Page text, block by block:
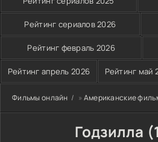
Рейтинг сериалов 2026
Рейтинг февраль 2026
Рейтинг апрель 2026 Рейтинг май
Фильмы онлайн » Американские
Годзилла